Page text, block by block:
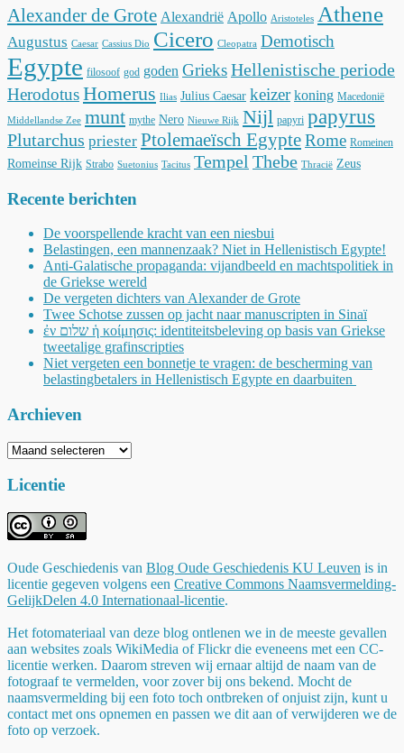
Alexander de Grote Alexandrië Apollo Aristoteles Athene
Augustus Caesar Cassius Dio Cicero Cleopatra Demotisch
Egypte filosoof god goden GrieksHellenistische periode
HerodotusHomerus Ilias Julius Caesar keizer koning Macedonië
Middellandse Zee munt mythe Nero Nieuwe Rijk Nijl papyri papyrus
Plutarchus priester Ptolemaeïsch EgypteRome Romeinen
Romeinse Rijk Strabo Suetonius Tacitus Tempel Thebe Thracië Zeus
Recente berichten
De voorspellende kracht van een niesbui
Belastingen, een mannenzaak? Niet in Hellenistisch Egypte!
Anti-Galatische propaganda: vijandbeeld en machtspolitiek in
de Griekse wereld
De vergeten dichters van Alexander de Grote
Twee Schotse zussen op jacht naar manuscripten in Sinaï
ἐν שלום ἡ κοίμησις: identiteitsbeleving op basis van Griekse
tweetalige grafinscripties
Niet vergeten een bonnetje te vragen: de bescherming van
belastingbetalers in Hellenistisch Egypte en daarbuiten
Archieven
Archieven
Licentie
Oude Geschiedenis van Blog Oude Geschiedenis KU Leuven is in
licentie gegeven volgens een Creative Commons Naamsvermelding-
GelijkDelen 4.0 Internationaal-licentie.
Het fotomateriaal van deze blog ontlenen we in de meeste gevallen
aan websites zoals WikiMedia of Flickr die eveneens met een CC-
licentie werken. Daarom streven wij ernaar altijd de naam van de
fotograaf te vermelden, voor zover bij ons bekend. Mocht de
naamsvermelding bij een foto toch ontbreken of onjuist zijn, kunt u
contact met ons opnemen en passen we dit aan of verwijderen we de
foto op verzoek.